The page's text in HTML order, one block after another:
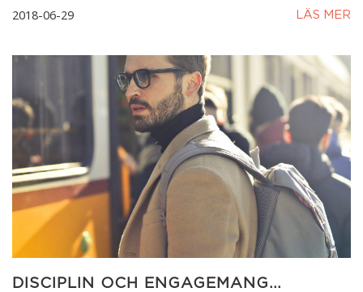
2018-06-29 LÄS MER
DISCIPLIN OCH ENGAGEMANG…